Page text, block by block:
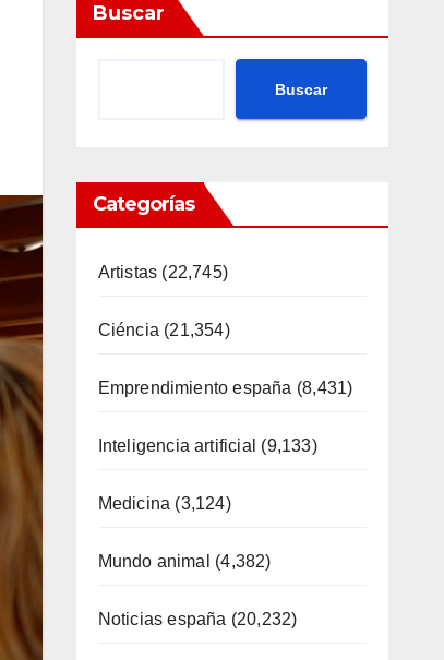
Buscar
Buscar
Categorías
Artistas (22,745)
Ciéncia (21,354)
Emprendimiento españa (8,431)
Inteligencia artificial (9,133)
Medicina (3,124)
Mundo animal (4,382)
Noticias españa (20,232)